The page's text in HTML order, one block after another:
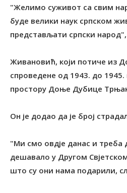
"Желимо суживот са свим
буде велики наук српском
представљати српски
Живановић, који потиче из
спроведене од 1943. до
простору Доње Дубице
Он је додао да је број
"Ми смо овдје данас и
дешавало у Другом
што су они нама подарили,